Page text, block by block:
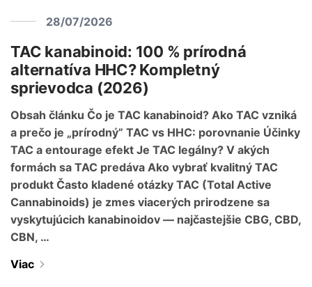
28/07/2026
TAC kanabinoid: 100 % prírodná
alternatíva HHC? Kompletný
sprievodca (2026)
Obsah článku Čo je TAC kanabinoid? Ako TAC vzniká
a prečo je „prírodný” TAC vs HHC: porovnanie Účinky
TAC a entourage efekt Je TAC legálny? V akých
formách sa TAC predáva Ako vybrať kvalitný TAC
produkt Často kladené otázky TAC (Total Active
Cannabinoids) je zmes viacerých prirodzene sa
vyskytujúcich kanabinoidov — najčastejšie CBG, CBD,
CBN, …
Viac